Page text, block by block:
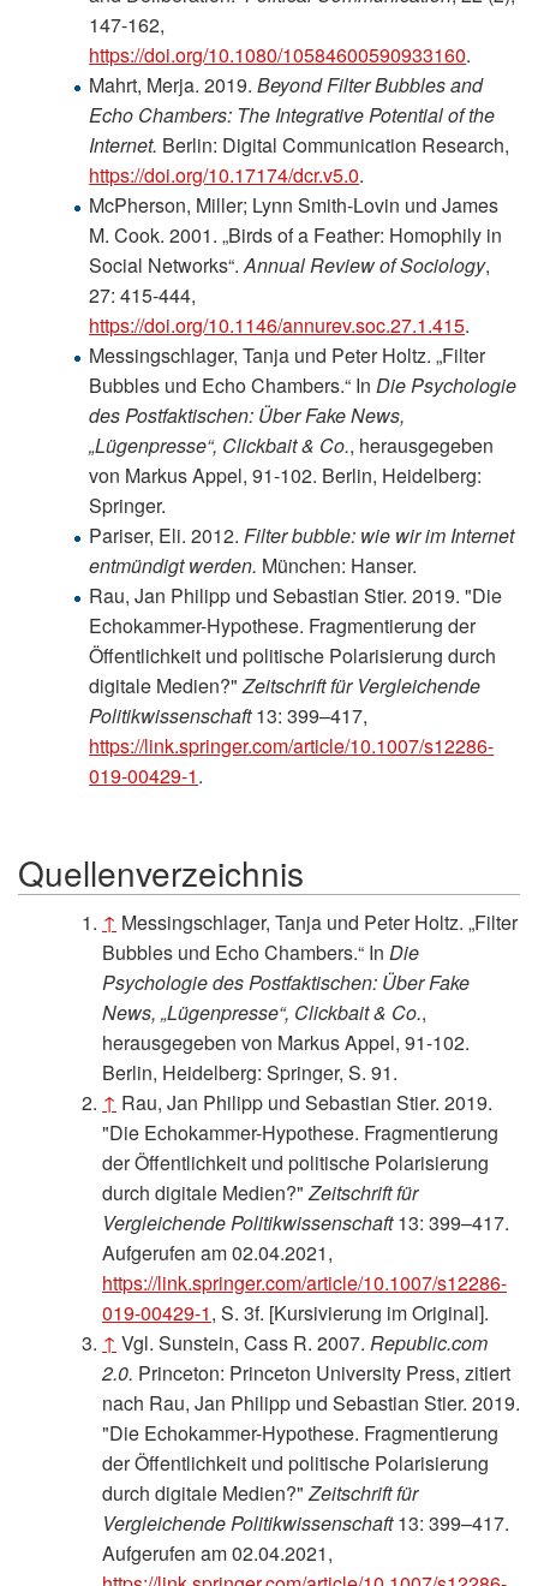
147-162,
https://doi.org/10.1080/10584600590933160.
Mahrt, Merja. 2019.Beyond Filter Bubbles and
Echo Chambers: The Integrative Potential of the
Internet. Berlin: Digital Communication Research,
https://doi.org/10.17174/dcr.v5.0.
McPherson, Miller; Lynn Smith-Lovin und James
M. Cook. 2001. „Birds of a Feather: Homophily in
Social Networks“.Annual Review of Sociology,
27: 415-444,
https://doi.org/10.1146/annurev.soc.27.1.415.
Messingschlager, Tanja und Peter Holtz. „Filter
Bubbles und Echo Chambers.“ InDie Psychologie
des Postfaktischen: Über Fake News,
„Lügenpresse“, Clickbait & Co., herausgegeben
von Markus Appel, 91-102. Berlin, Heidelberg:
Springer.
Pariser, Eli. 2012.Filter bubble: wie wir im Internet
entmündigt werden. München: Hanser.
Rau, Jan Philipp und Sebastian Stier. 2019. "Die
Echokammer-Hypothese. Fragmentierung der
Öffentlichkeit und politische Polarisierung durch
digitale Medien?"Zeitschrift für Vergleichende
Politikwissenschaft13: 399–417,
https://link.springer.com/article/10.1007/s12286-
019-00429-1.
Quellenverzeichnis
↑ Messingschlager, Tanja und Peter Holtz. „Filter
Bubbles und Echo Chambers.“ In Die
Psychologie des Postfaktischen: Über Fake
News, „Lügenpresse“, Clickbait & Co.,
herausgegeben von Markus Appel, 91-102.
Berlin, Heidelberg: Springer, S. 91.
↑ Rau, Jan Philipp und Sebastian Stier. 2019.
"Die Echokammer-Hypothese. Fragmentierung
der Öffentlichkeit und politische Polarisierung
durch digitale Medien?"Zeitschrift für
Vergleichende Politikwissenschaft13: 399–417.
Aufgerufen am 02.04.2021,
https://link.springer.com/article/10.1007/s12286-
019-00429-1, S. 3f. [Kursivierung im Original].
↑ Vgl. Sunstein, Cass R. 2007. Republic.com
2.0. Princeton: Princeton University Press, zitiert
nach Rau, Jan Philipp und Sebastian Stier. 2019.
"Die Echokammer-Hypothese. Fragmentierung
der Öffentlichkeit und politische Polarisierung
durch digitale Medien?"Zeitschrift für
Vergleichende Politikwissenschaft13: 399–417.
Aufgerufen am 02.04.2021,